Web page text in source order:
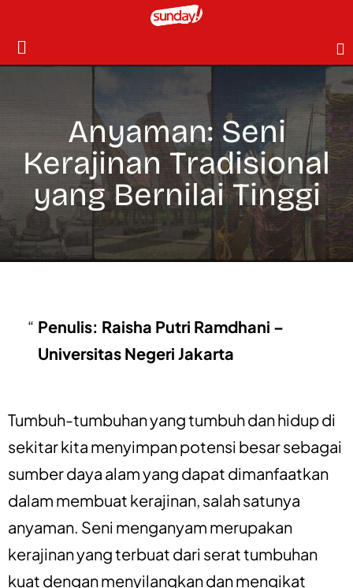
Anyaman: Seni
Kerajinan Tradisional
yang Bernilai Tinggi
Penulis: Raisha Putri Ramdhani –
Universitas Negeri Jakarta
Tumbuh-tumbuhan yang tumbuh dan hidup di
sekitar kita menyimpan potensi besar sebagai
sumber daya alam yang dapat dimanfaatkan
dalam membuat kerajinan, salah satunya
anyaman. Seni menganyam merupakan
kerajinan yang terbuat dari serat tumbuhan
kuat dengan menyilangkan dan mengikat